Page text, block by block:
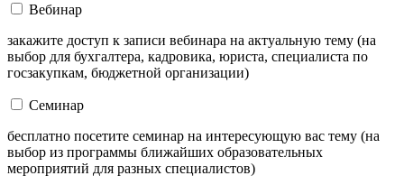
Вебинар
закажите доступ к записи вебинара на актуальную тему (на
выбор для бухгалтера, кадровика, юриста, специалиста по
госзакупкам, бюджетной организации)
Семинар
бесплатно посетите семинар на интересующую вас тему (на
выбор из программы ближайших образовательных
мероприятий для разных специалистов)